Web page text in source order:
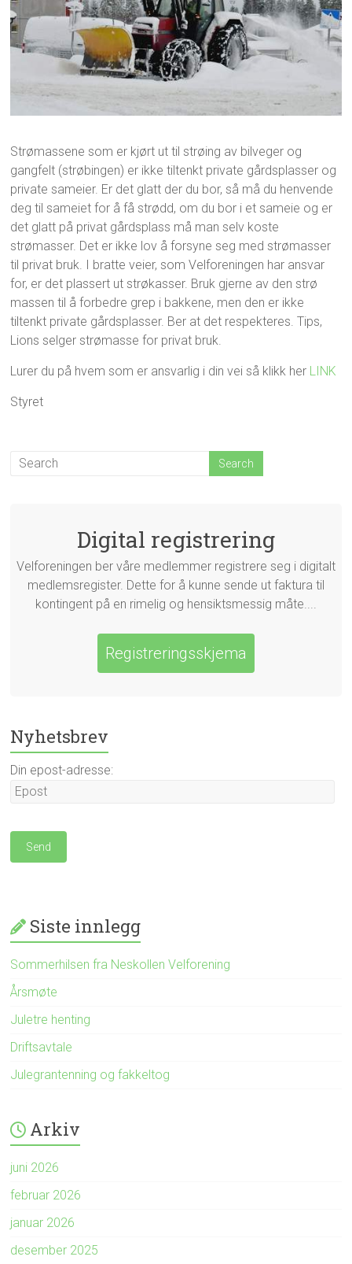
Strømassene som er kjørt ut til strøing av bilveger og
gangfelt (strøbingen) er ikke tiltenkt private gårdsplasser og
private sameier. Er det glatt der du bor, så må du henvende
deg til sameiet for å få strødd, om du bor i et sameie og er
det glatt på privat gårdsplass må man selv koste
strømasser. Det er ikke lov å forsyne seg med strømasser
til privat bruk. I bratte veier, som Velforeningen har ansvar
for, er det plassert ut strøkasser. Bruk gjerne av den strø
massen til å forbedre grep i bakkene, men den er ikke
tiltenkt private gårdsplasser. Ber at det respekteres. Tips,
Lions selger strømasse for privat bruk.
Lurer du på hvem som er ansvarlig i din vei så klikk her LINK
Styret
Digital registrering
Velforeningen ber våre medlemmer registrere seg i digitalt
medlemsregister. Dette for å kunne sende ut faktura til
kontingent på en rimelig og hensiktsmessig måte....
Registreringsskjema
Nyhetsbrev
Din epost-adresse:
Siste innlegg
Sommerhilsen fra Neskollen Velforening
Årsmøte
Juletre henting
Driftsavtale
Julegrantenning og fakkeltog
Arkiv
juni 2026
februar 2026
januar 2026
desember 2025